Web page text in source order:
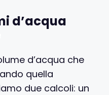
d’acqua
d’acqua che
quella
due calcoli: un